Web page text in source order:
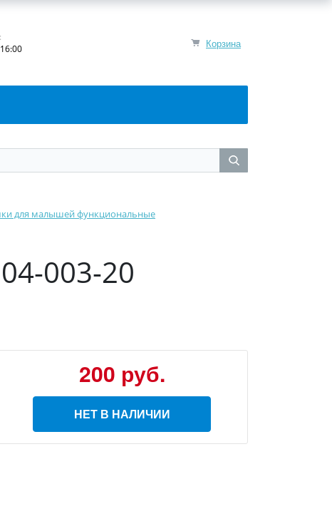
Корзина
для малышей функциональные
003-20
200 руб.
НЕТ В НАЛИЧИИ